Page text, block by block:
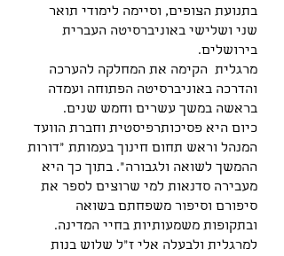
בתנועת הצופים, וסיימה לימודי תואר
שני ושלישי באוניברסיטה העברית
בירושלים.
מרגלית הקימה את המחלקה להערכה
והדרכה באוניברסיטה הפתוחה ועמדה
בראשה במשך עשרים וחמש שנים.
כיום היא פסיכותרפיסטית וחברת הוועד
המנהל וראש תחום חינוך בעמותת "דורות
ההמשך לשואה ולגבורה". בתוך כך היא
מעבירה סדנאות למי שרוצים לספר את
סיפורם וסיפור משפחתם בשואה
ובתקופות משמעותיות בחיי המדינה.
למרגלית ולבעלה אלי ז"ל שלוש בנות